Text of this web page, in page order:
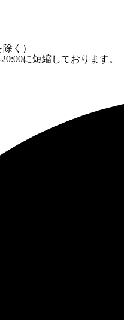
く）
に短縮しております。